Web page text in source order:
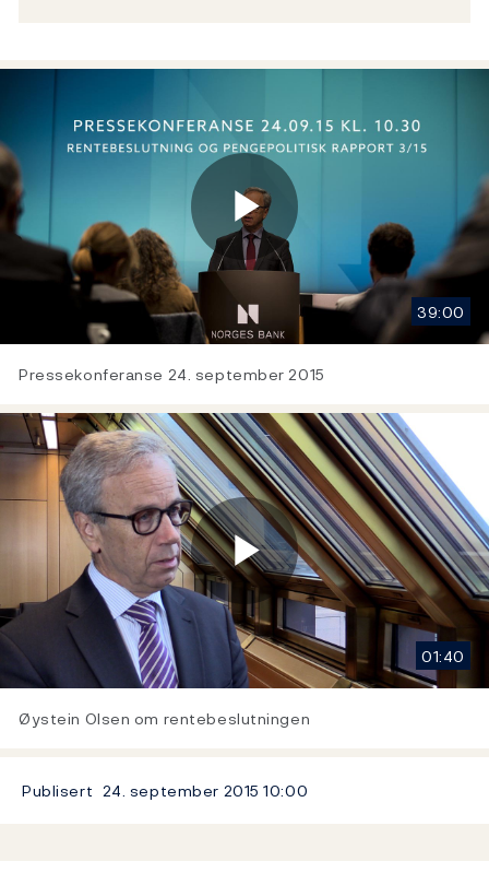
Play
Video
39:00
Pressekonferanse 24. september 2015
Play
Video
01:40
Øystein Olsen om rentebeslutningen
Publisert 24. september 201510:00